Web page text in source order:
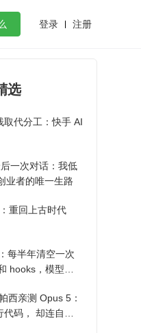
登录 注册
选
取代分工：快手 AI
一次对话：我低
业者的唯一生路
重回上古时代
每半年清空一次
hooks，模型自
西亲测 Opus 5：
码， 却连自己